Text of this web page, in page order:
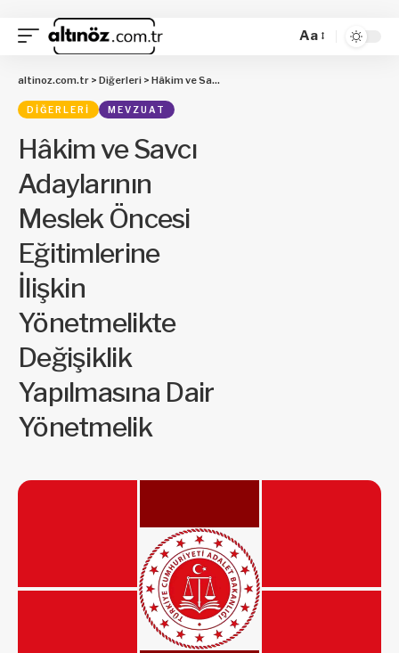
Aa
altinoz.com.tr > Diğerleri > Hâkim ve Savcı Adaylarının Meslek Öncesi Eğitimlerine İlişkin Yönetmelikte Değişiklik Yapılmasına Dair Yönetmelik
DIĞERLERI MEVZUAT
Hâkim ve Savcı
Adaylarının
Meslek Öncesi
Eğitimlerine
İlişkin
Yönetmelikte
Değişiklik
Yapılmasına Dair
Yönetmelik